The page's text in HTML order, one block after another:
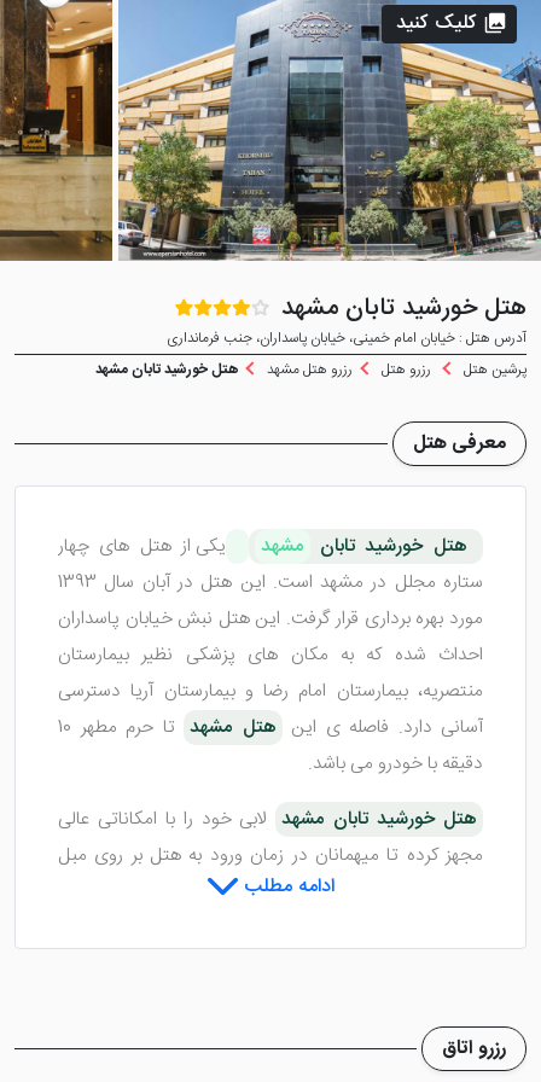
هتل خورشید تابان مشهد
آدرس هتل : خیابان امام خمینی، خیابان پاسداران، جنب فرمانداری
پرشین هتل
رزرو هتل رزرو هتل مشهد هتل خورشید تابان مشهد
کلیک کنید
معرفی هتل
هتل خورشید تابان مشهد
یکی از هتل های چهار
ستاره مجلل در مشهد است. این هتل در آبان سال 1393
مورد بهره برداری قرار گرفت. این هتل نبش خیابان پاسداران
احداث شده که به مکان های پزشکی نظیر بیمارستان
منتصریه، بیمارستان امام رضا و بیمارستان آریا دسترسی
آسانی دارد. فاصله ی این هتل مشهد
تا حرم مطهر 10
دقیقه با خودرو می باشد.
هتل خورشید تابان مشهد لابی خود را با امکاناتی عالی
مجهز کرده تا میهمانان در زمان ورود به هتل بر روی مبل
های راحت نشسته و خستگی سفر را از تن بیرون کنند.
ادامه مطلب
رزرو اتاق